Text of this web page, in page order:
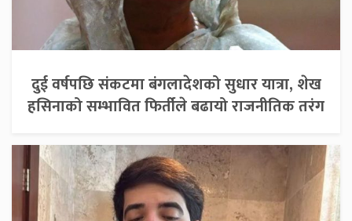
दुई वर्षपछि संकटमा बंगलादेशको सुधार यात्रा, शेख
हसिनाको सम्भावित फिर्तीले बढायो राजनीतिक तरंग